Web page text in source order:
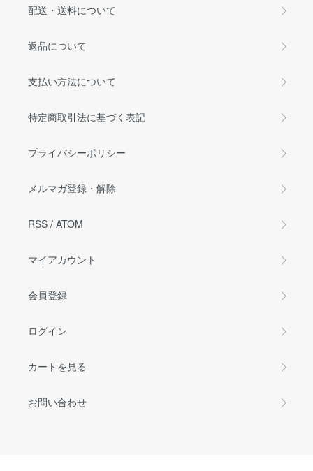
配送・送料について
返品について
支払い方法について
特定商取引法に基づく表記
プライバシーポリシー
メルマガ登録・解除
RSS / ATOM
マイアカウント
会員登録
ログイン
カートを見る
お問い合わせ